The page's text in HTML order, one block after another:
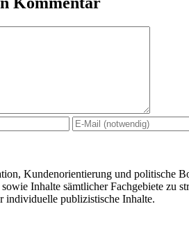
Kundenorientierung und politische
Inhalte sämtlicher Fachgebiete
individuelle publizistische Inhalte.